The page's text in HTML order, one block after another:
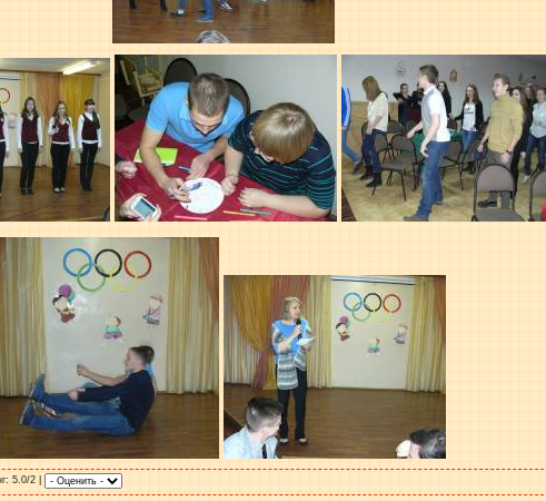
: 5.0/2 |